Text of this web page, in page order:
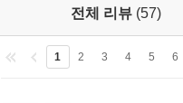
전체 리뷰 (57)
1 2 3 4 5 6